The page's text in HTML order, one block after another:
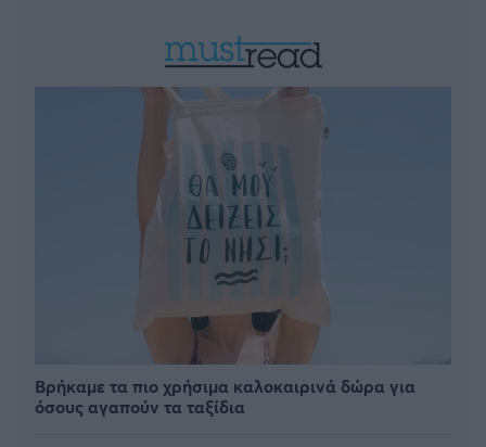
Βρήκαμε τα πιο χρήσιμα καλοκαιρινά δώρα για
όσους αγαπούν τα ταξίδια